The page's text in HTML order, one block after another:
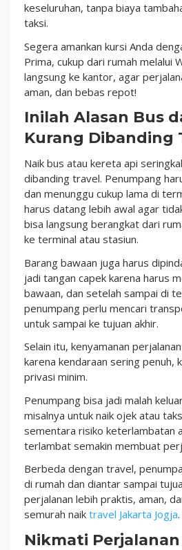
keseluruhan, tanpa biaya
taksi.
Segera amankan kursi Anda
Prima, cukup dari rumah melalui
langsung ke kantor, agar
aman, dan bebas repot!
Inilah Alasan Bus
Kurang Dibanding
Naik bus atau kereta api
dibanding travel. Penumpang
dan menunggu cukup lama di
harus datang lebih awal agar
bisa langsung berangkat dari
ke terminal atau stasiun.
Barang bawaan juga harus
jadi tangan capek karena harus
bawaan, dan setelah sampai di
penumpang perlu mencari
untuk sampai ke tujuan akhir.
Selain itu, kenyamanan
karena kendaraan sering penuh,
privasi minim.
Penumpang bisa jadi malah
misalnya untuk naik ojek atau
sementara risiko keterlambatan
terlambat semakin membuat
Berbeda dengan travel,
di rumah dan diantar sampai
perjalanan lebih praktis, aman,
semurah naik travel Jakarta Jogja.
Nikmati